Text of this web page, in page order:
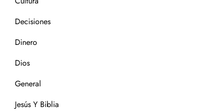
Decisiones
Dinero
Dios
General
Jesús Y Biblia